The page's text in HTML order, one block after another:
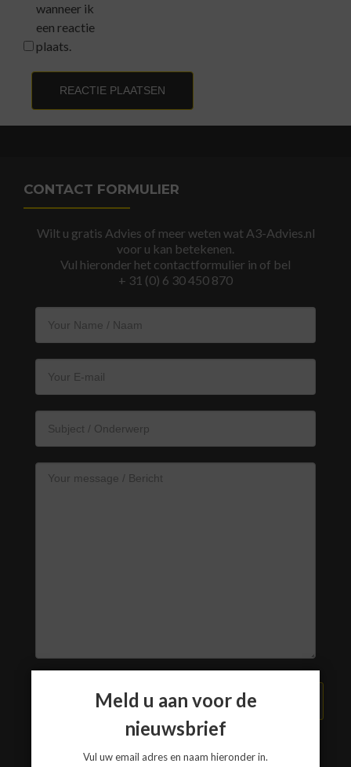
wanneer ik
een reactie
plaats.
CONTACT FORMULIER
Wilt u gratis Advies of meer weten wat A3-Advies.nl
voor u kan betekenen.
Vul hieronder het contactformulier in of bel
+ 31 (0) 6 30 450 870
VERZEND BERICHT
Meld u aan voor de
nieuwsbrief
Vul uw email adres en naam hieronder in.